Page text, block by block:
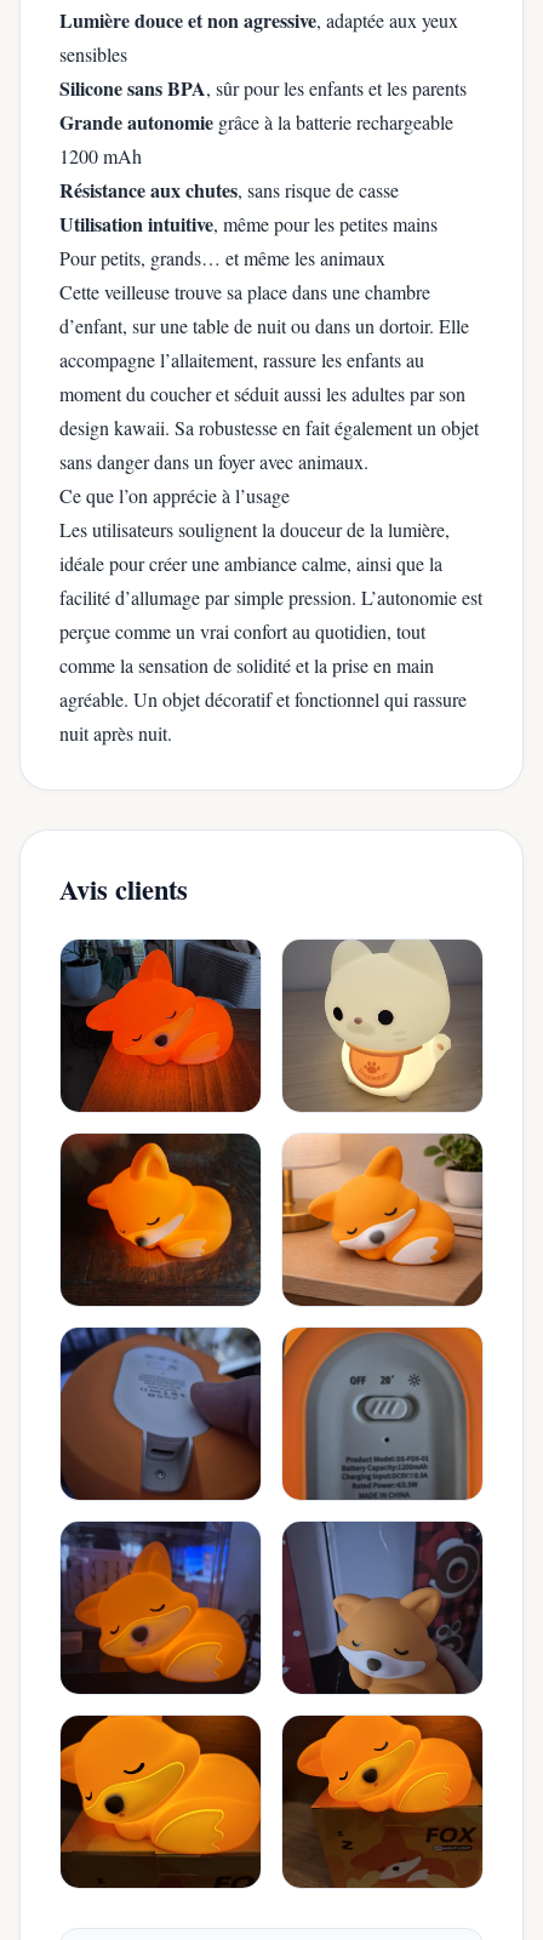
Lumière douce et non agressive, adaptée aux yeux
sensibles
Silicone sans BPA, sûr pour les enfants et les parents
Grande autonomie grâce à la batterie rechargeable
1200 mAh
Résistance aux chutes, sans risque de casse
Utilisation intuitive, même pour les petites mains
Pour petits, grands… et même les animaux
Cette veilleuse trouve sa place dans une chambre
d’enfant, sur une table de nuit ou dans un dortoir. Elle
accompagne l’allaitement, rassure les enfants au
moment du coucher et séduit aussi les adultes par son
design kawaii. Sa robustesse en fait également un objet
sans danger dans un foyer avec animaux.
Ce que l’on apprécie à l’usage
Les utilisateurs soulignent la douceur de la lumière,
idéale pour créer une ambiance calme, ainsi que la
facilité d’allumage par simple pression. L’autonomie est
perçue comme un vrai confort au quotidien, tout
comme la sensation de solidité et la prise en main
agréable. Un objet décoratif et fonctionnel qui rassure
nuit après nuit.
Avis clients